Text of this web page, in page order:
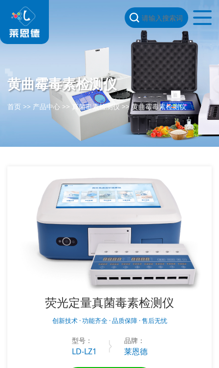
黄曲霉毒素检测仪
首页 >> 产品中心 >>真菌毒素检测仪>>黄曲霉毒素检测仪
荧光定量真菌毒素检测仪
创新技术 · 功能齐全 · 品质保障 · 售后无忧
型号：
LD-LZ1
品牌：
莱恩德